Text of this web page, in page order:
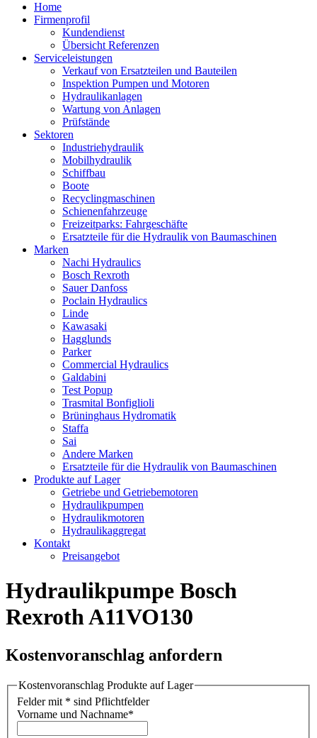
Home
Firmenprofil
Kundendienst
Übersicht Referenzen
Serviceleistungen
Verkauf von Ersatzteilen und Bauteilen
Inspektion Pumpen und Motoren
Hydraulikanlagen
Wartung von Anlagen
Prüfstände
Sektoren
Industriehydraulik
Mobilhydraulik
Schiffbau
Boote
Recyclingmaschinen
Schienenfahrzeuge
Freizeitparks: Fahrgeschäfte
Ersatzteile für die Hydraulik von Baumaschinen
Marken
Nachi Hydraulics
Bosch Rexroth
Sauer Danfoss
Poclain Hydraulics
Linde
Kawasaki
Hagglunds
Parker
Commercial Hydraulics
Galdabini
Test Popup
Trasmital Bonfiglioli
Brüninghaus Hydromatik
Staffa
Sai
Andere Marken
Ersatzteile für die Hydraulik von Baumaschinen
Produkte auf Lager
Getriebe und Getriebemotoren
Hydraulikpumpen
Hydraulikmotoren
Hydraulikaggregat
Kontakt
Preisangebot
Hydraulikpumpe Bosch
Rexroth A11VO130
Kostenvoranschlag anfordern
Kostenvoranschlag Produkte auf Lager
Felder mit * sind Pflichtfelder
Vorname und Nachname*